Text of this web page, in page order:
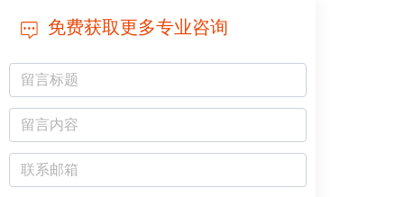
免费获取更多专业咨询